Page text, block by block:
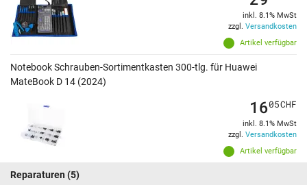
Artikel verfügbar
inkl. 8.1% MwSt
zzgl. Versandkosten
Notebook Schrauben-Sortimentkasten 300-tlg. für Huawei
MateBook D 14 (2024)
Artikel verfügbar
1605CHF
inkl. 8.1% MwSt
zzgl. Versandkosten
Reparaturen (5)